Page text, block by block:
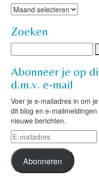
Archieven
Zoeken
Abonneer je op
d.m.v. e-mail
Voer je e-mailadres in om
dit blog en e-
nieuwe berichten.
E-
mailadres
Abonneren